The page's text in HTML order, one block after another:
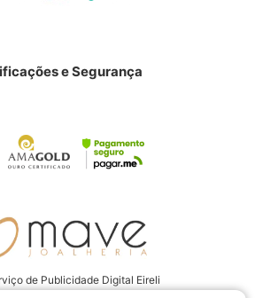
e Segurança
de Publicidade Digital Eireli